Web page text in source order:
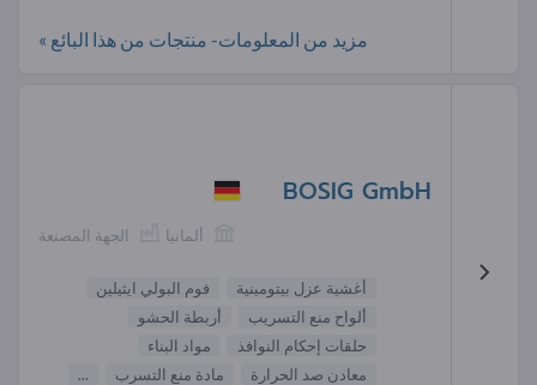
مزيد من المعلومات- منتجات من هذا البائع »
BOSIG GmbH
الجهة المصنعة ألمانيا
أغشية عزل بيتومينية
فوم البولي ايثيلين
ألواح منع التسريب
أربطة الحشو
حلقات إحكام النوافذ
مواد البناء
معادن صد الحرارة
مادة منع التسرب ...